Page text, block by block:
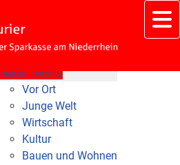
Nach Thema
Vor Ort
Junge Welt
Wirtschaft
Kultur
Bauen und Wohnen